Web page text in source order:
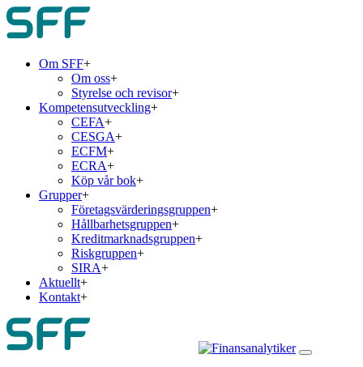
Om SFF+
Om oss+
Styrelse och revisor+
Kompetensutveckling+
CEFA+
CESGA+
ECFM+
ECRA+
Köp vår bok+
Grupper+
Företagsvärderingsgruppen+
Hållbarhetsgruppen+
Kreditmarknadsgruppen+
Riskgruppen+
SIRA+
Aktuellt+
Kontakt+